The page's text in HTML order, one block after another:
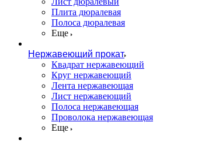
Плита дюралевая
Полоса дюралевая
Еще
Нержавеющий прокат
Квадрат нержавеющий
Круг нержавеющий
Лента нержавеющая
Лист нержавеющий
Полоса нержавеющая
Проволока нержавеющая
Еще